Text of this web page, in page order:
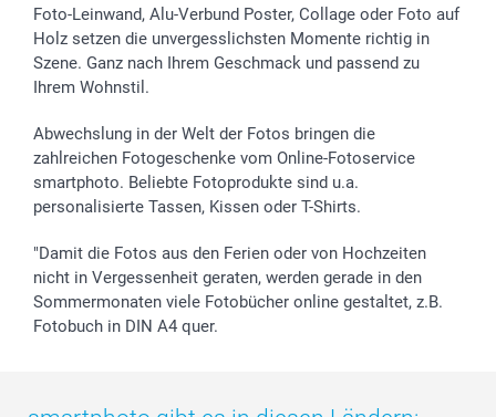
Foto-Leinwand, Alu-Verbund Poster, Collage oder Foto auf
Holz setzen die unvergesslichsten Momente richtig in
Szene. Ganz nach Ihrem Geschmack und passend zu
Ihrem Wohnstil.
Abwechslung in der Welt der Fotos bringen die
zahlreichen Fotogeschenke vom Online-Fotoservice
smartphoto. Beliebte Fotoprodukte sind u.a.
personalisierte Tassen, Kissen oder T-Shirts.
"Damit die Fotos aus den Ferien oder von Hochzeiten
nicht in Vergessenheit geraten, werden gerade in den
Sommermonaten viele Fotobücher online gestaltet, z.B.
Fotobuch in DIN A4 quer.